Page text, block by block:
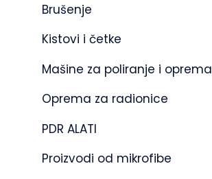
Brušenje
Kistovi i četke
Mašine za poliranje i oprema
Oprema za radionice
PDR ALATI
Proizvodi od mikrofibe